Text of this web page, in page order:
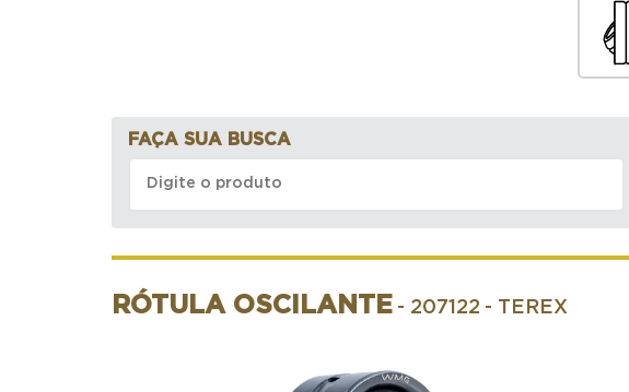
FAÇA SUA BUSCA
RÓTULA OSCILANTE - 207122 - TEREX